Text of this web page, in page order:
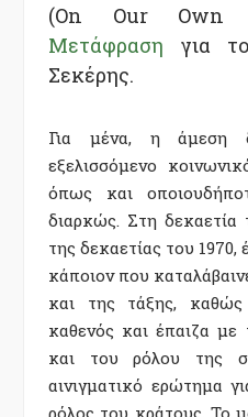
(On Our Own
Μετάφραση για
Σεκέρης.
Για μένα, η άμεση
εξελισσόμενο
όπως και
διαρκώς. Στη δεκαετία
της δεκαετίας του
κάποιον που
και της τάξης,
καθενός και έπαιζα με
και του ρόλου της
αινιγματικό ερώτημα
ρόλος του κράτους. Το